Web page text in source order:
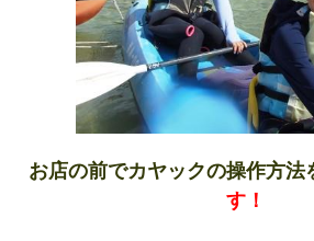
お店の前でカヤックの操作方法
す！